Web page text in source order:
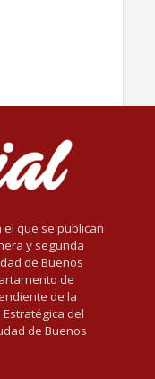
el que se publican
y segunda
de Buenos
de
de la
del
de Buenos